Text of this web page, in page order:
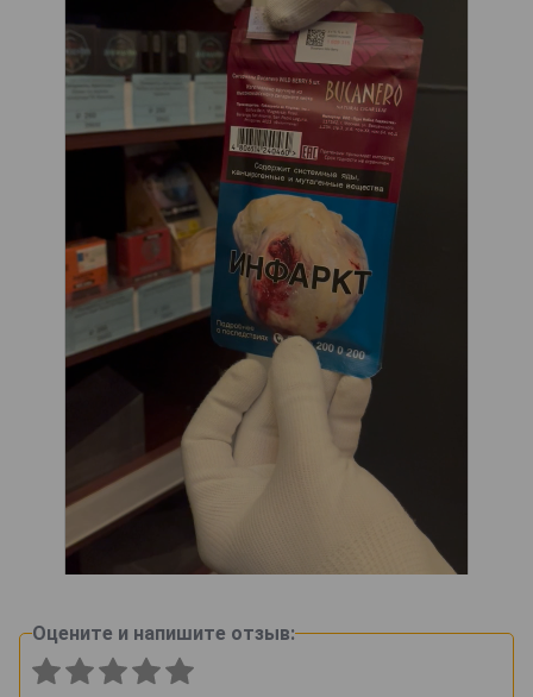
Оцените и напишите отзыв: